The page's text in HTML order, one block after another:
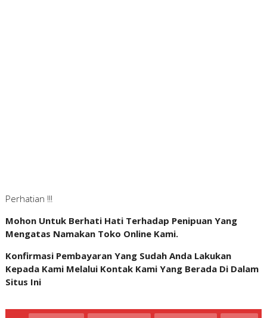
Perhatian !!!
Mohon Untuk Berhati Hati Terhadap Penipuan Yang
Mengatas Namakan Toko Online Kami.
Konfirmasi Pembayaran Yang Sudah Anda Lakukan
Kepada Kami Melalui Kontak Kami Yang Berada Di Dalam
Situs Ini